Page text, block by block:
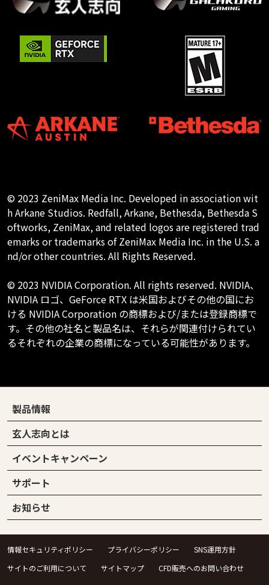
© 2023 ZeniMax Media Inc. Developed in association wit
h Arkane Studios. Redfall, Arkane, Bethesda, Bethesda S
oftworks, ZeniMax, and related logos are registered trad
emarks or trademarks of ZeniMax Media Inc. in the U.S. a
nd/or other countries. All Rights Reserved.
© 2023 NVIDIA Corporation. All rights reserved. NVIDIA、
NVIDIA ロゴ、GeForce RTX は米国およびその他の国にお
ける NVIDIA Corporation の商標および/または登録商標で
す。その他の社名と製品名は、それらが関連付けられてい
るそれぞれの企業の商標になっている可能性があります。
製品情報
玄人志向とは
イベントキャンペーン
サポート
お知らせ
情報セキュリティポリシー プライバシーポリシー
SNS運用方針
サイトのご利用について
サイトマップ CFD販売へのお問い合わせ